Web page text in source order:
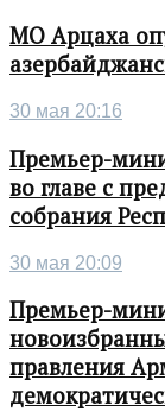
МО Арцаха
30 мая 20:16
Премьер-
во главе с
собрания
30 мая 20:09
Премьер-
правления